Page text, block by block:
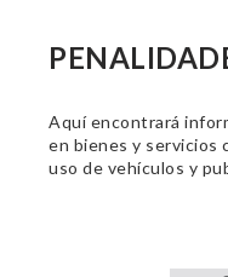
Aquí encontrará
en bienes y servicios
uso de vehículos y